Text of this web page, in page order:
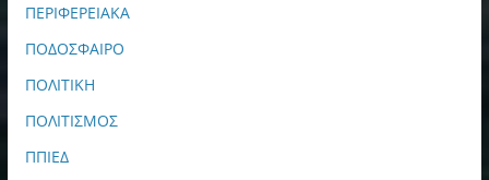
ΠΕΡΙΦΕΡΕΙΑΚΑ
ΠΟΔΟΣΦΑΙΡΟ
ΠΟΛΙΤΙΚΗ
ΠΟΛΙΤΙΣΜΟΣ
ΠΠΙΕΔ